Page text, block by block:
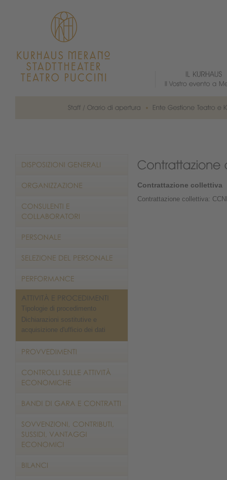
Tipologie di procedimento
Dichiarazioni sostitutive e
acquisizione d'ufficio dei dati
Contrattazione collettiva
Contrattazione collettiva: